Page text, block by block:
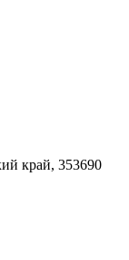
край, 353690